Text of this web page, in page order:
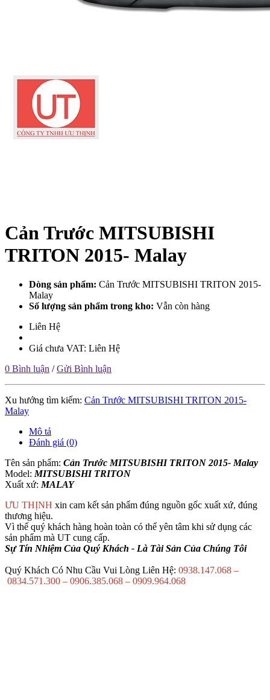
Cản Trước MITSUBISHI
TRITON 2015- Malay
Dòng sản phẩm: Cản Trước MITSUBISHI TRITON 2015-
Malay
Số lượng sản phẩm trong kho: Vẫn còn hàng
Liên Hệ
Giá chưa VAT: Liên Hệ
0 Bình luận /Gửi Bình luận
Xu hướng tìm kiếm: Cản Trước MITSUBISHI TRITON 2015-
Malay
Mô tả
Đánh giá (0)
Tên sản phẩm: Cản Trước MITSUBISHI TRITON 2015- Malay
Model: MITSUBISHI TRITON
Xuất xứ: MALAY
ƯU THỊNH xin cam kết sản phẩm đúng nguồn gốc xuất xứ, đúng
thương hiệu.
Vì thế quý khách hàng hoàn toàn có thể yên tâm khi sử dụng các
sản phẩm mà UT cung cấp.
Sự Tín Nhiệm Của Quý Khách - Là Tài Sản Của Chúng Tôi
Quý Khách Có Nhu Cầu Vui Lòng Liên Hệ: 0938.147.068 –
0834.571.300 – 0906.385.068 – 0909.964.068